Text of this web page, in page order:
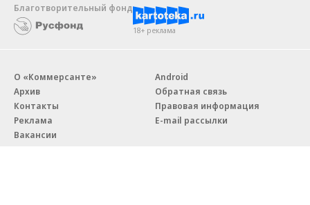
Благотворительный фонд
18+ реклама
О «Коммерсанте»
Архив
Контакты
Реклама
Вакансии
Android
Обратная связь
Правовая информация
E-mail рассылки